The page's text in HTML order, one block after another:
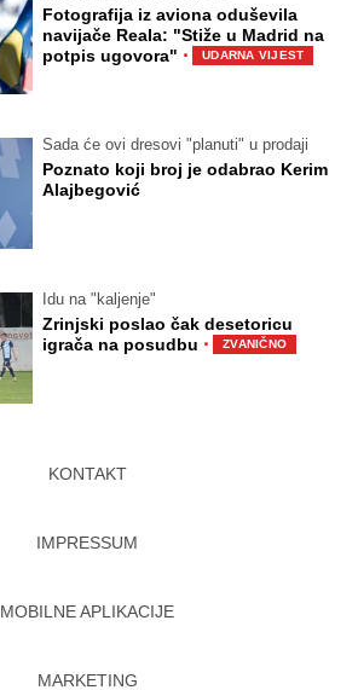
Fotografija iz aviona oduševila
navijače Reala: "Stiže u Madrid na
potpis ugovora" · UDARNA VIJEST
Sada će ovi dresovi "planuti" u prodaji
Poznato koji broj je odabrao Kerim
Alajbegović
Idu na "kaljenje"
Zrinjski poslao čak desetoricu
igrača na posudbu · ZVANIČNO
KONTAKT
IMPRESSUM
MOBILNE APLIKACIJE
MARKETING